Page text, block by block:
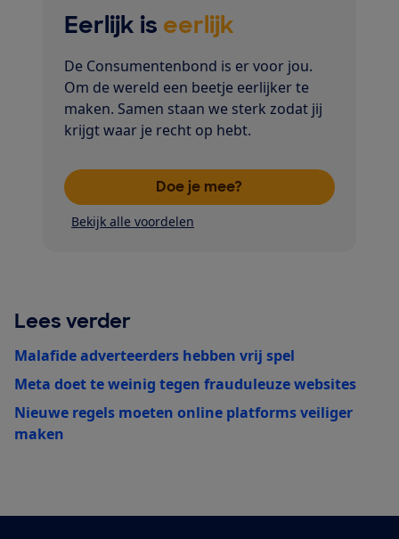
Eerlijk is eerlijk
De Consumentenbond is er voor jou.
Om de wereld een beetje eerlijker te
maken. Samen staan we sterk zodat jij
krijgt waar je recht op hebt.
Doe je mee?
Bekijk alle voordelen
Lees verder
Malafide adverteerders hebben vrij spel
Meta doet te weinig tegen frauduleuze websites
Nieuwe regels moeten online platforms veiliger
maken